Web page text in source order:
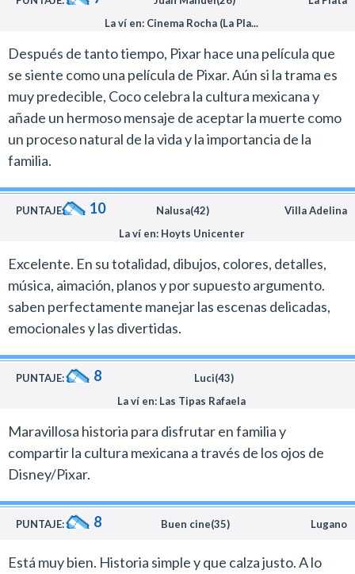
La ví en: Cinema Rocha (La Pla...
Después de tanto tiempo, Pixar hace una película que
se siente como una película de Pixar. Aún si la trama es
muy predecible, Coco celebra la cultura mexicana y
añade un hermoso mensaje de aceptar la muerte como
un proceso natural de la vida y la importancia de la
familia.
PUNTAJE: 10 Nalusa(42)
Villa Adelina
La ví en: Hoyts Unicenter
Excelente. En su totalidad, dibujos, colores, detalles,
música, aimación, planos y por supuesto argumento.
saben perfectamente manejar las escenas delicadas,
emocionales y las divertidas.
PUNTAJE: 8
Luci(43)
La ví en: Las Tipas Rafaela
Maravillosa historia para disfrutar en familia y
compartir la cultura mexicana a través de los ojos de
Disney/Pixar.
PUNTAJE: 8 Buen cine(35) Lugano
Está muy bien. Historia simple y que calza justo. A lo